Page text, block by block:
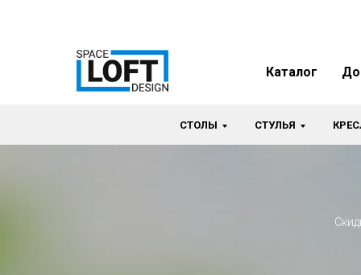
Каталог
СТОЛЫ СТУЛЬЯ